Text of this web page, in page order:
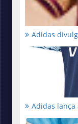
Adidas
Adidas lança